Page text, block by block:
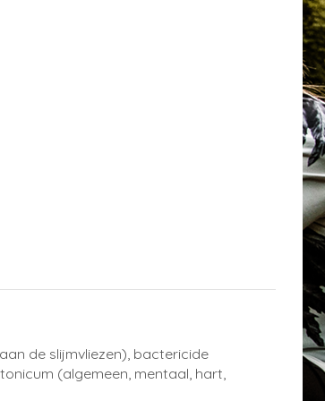
de slijmvliezen), bactericide
(algemeen, mentaal, hart,